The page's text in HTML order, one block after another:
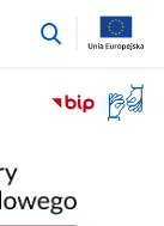
przejdź
okno